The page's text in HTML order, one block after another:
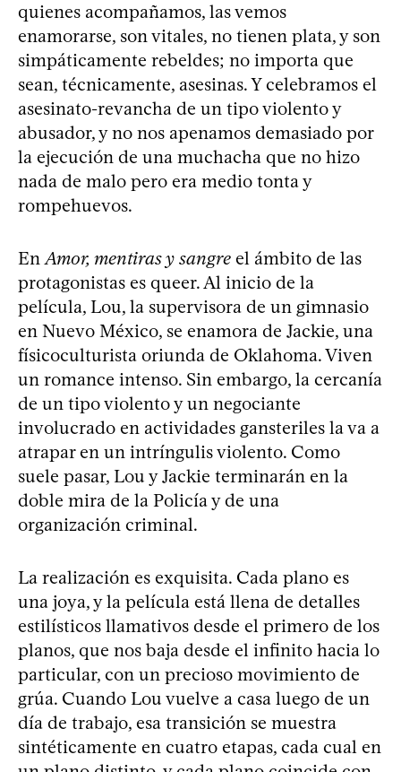
quienes acompañamos, las vemos
enamorarse, son vitales, no tienen plata, y son
simpáticamente rebeldes; no importa que
sean, técnicamente, asesinas. Y celebramos el
asesinato-revancha de un tipo violento y
abusador, y no nos apenamos demasiado por
la ejecución de una muchacha que no hizo
nada de malo pero era medio tonta y
rompehuevos.
EnAmor, mentiras y sangre el ámbito de las
protagonistas es queer. Al inicio de la
película, Lou, la supervisora de un gimnasio
en Nuevo México, se enamora de Jackie, una
físicoculturista oriunda de Oklahoma. Viven
un romance intenso. Sin embargo, la cercanía
de un tipo violento y un negociante
involucrado en actividades gansteriles la va a
atrapar en un intríngulis violento. Como
suele pasar, Lou y Jackie terminarán en la
doble mira de la Policía y de una
organización criminal.
La realización es exquisita. Cada plano es
una joya, y la película está llena de detalles
estilísticos llamativos desde el primero de los
planos, que nos baja desde el infinito hacia lo
particular, con un precioso movimiento de
grúa. Cuando Lou vuelve a casa luego de un
día de trabajo, esa transición se muestra
sintéticamente en cuatro etapas, cada cual en